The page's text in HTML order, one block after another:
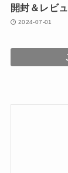
開封＆レビ
2024-07-01